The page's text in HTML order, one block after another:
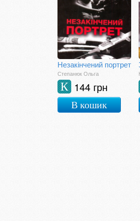
Незакінчений портрет
Степанюк Ольга
144 грн
К
В кошик